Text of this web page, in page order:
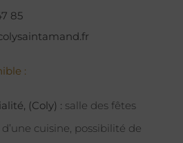
85
:
(Coly) : salle des fêtes
cuisine, possibilité de